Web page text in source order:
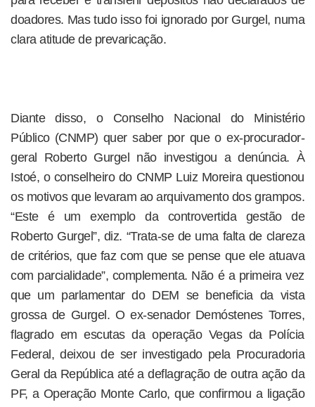
doadores. Mas tudo isso foi ignorado por Gurgel, numa
clara atitude de prevaricação.
Diante disso, o Conselho Nacional do Ministério
Público (CNMP) quer saber por que o ex-procurador-
geral Roberto Gurgel não investigou a denúncia. À
Istoé, o conselheiro do CNMP Luiz Moreira questionou
os motivos que levaram ao arquivamento dos grampos.
“Este é um exemplo da controvertida gestão de
Roberto Gurgel”, diz. “Trata-se de uma falta de clareza
de critérios, que faz com que se pense que ele atuava
com parcialidade”, complementa. Não é a primeira vez
que um parlamentar do DEM se beneficia da vista
grossa de Gurgel. O ex-senador Demóstenes Torres,
flagrado em escutas da operação Vegas da Polícia
Federal, deixou de ser investigado pela Procuradoria
Geral da República até a deflagração de outra ação da
PF, a Operação Monte Carlo, que confirmou a ligação